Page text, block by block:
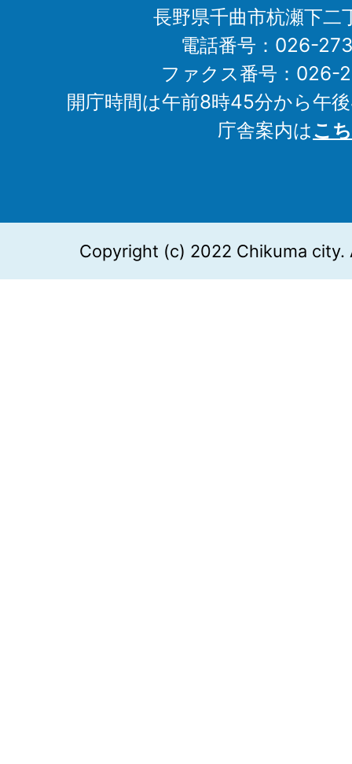
長野県千曲市杭瀬下二
電話番号：026-
ファクス番号：026-
開庁時間は午前8時45分から午
庁舎案内はこ
Copyright (c) 2022 Chikuma city.